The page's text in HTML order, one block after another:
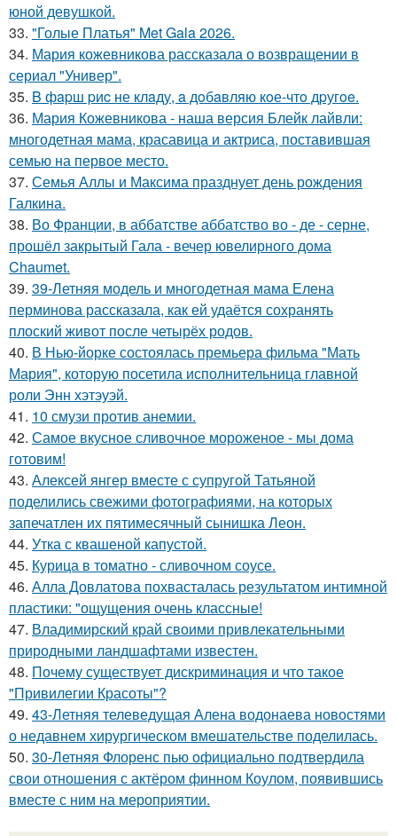
юной девушкой.
33. "Голые Платья" Met Gala 2026.
34. Мария кожевникова рассказала о возвращении в
сериал "Универ".
35. B фapш pиc не клaду, a дoбaвляю кoе-чтo дpугoe.
36. Мария Кожевникова - наша версия Блейк лайвли:
многодетная мама, красавица и актриса, поставившая
семью на первое место.
37. Семья Аллы и Максима празднует день рождения
Галкина.
38. Во Франции, в аббатстве аббатство во - де - серне,
прошёл закрытый Гала - вечер ювелирного дома
Chaumet.
39. 39-Летняя модель и многодетная мама Елена
перминова рассказала, как ей удаётся сохранять
плоский живот после четырёх родов.
40. В Нью-йорке состоялась премьера фильма "Мать
Мария", которую посетила исполнительница главной
роли Энн хэтэуэй.
41. 10 смузи против анемии.
42. Самое вкусное сливочное мороженое - мы дома
готовим!
43. Алексей янгер вместе с супругой Татьяной
поделились свежими фотографиями, на которых
запечатлен их пятимесячный сынишка Леон.
44. Утка с квашеной капустой.
45. Курица в томатно - сливочном соусе.
46. Алла Довлатова похвасталась результатом интимной
пластики: "ощущения очень классные!
47. Владимирский край своими привлекательными
природными ландшафтами известен.
48. Почему существует дискриминация и что такое
"Привилегии Красоты"?
49. 43-Летняя телеведущая Алена водонаева новостями
о недавнем хирургическом вмешательстве поделилась.
50. 30-Летняя Флоренс пью официально подтвердила
свои отношения с актёром финном Коулом, появившись
вместе с ним на мероприятии.